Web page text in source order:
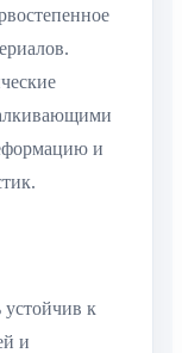
и
к
и